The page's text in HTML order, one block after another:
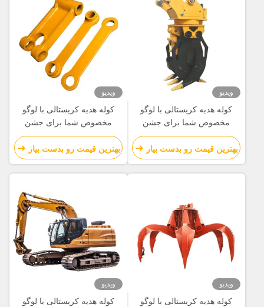
ویدیو
کوله هدیه کریستالی با لوگو
مخصوص شما برای جشن
کریسمس
بهترین قیمت رو بدست بیار
ویدیو
کوله هدیه کریستالی با لوگو
مخصوص شما برای جشن
کریسمس
بهترین قیمت رو بدست بیار
ویدیو
کوله هدیه کریستالی با لوگو
ویدیو
کوله هدیه کریستالی با لوگو